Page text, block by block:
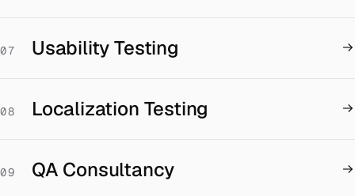
07 Usability Testing
08 Localization Testing
09 QA Consultancy